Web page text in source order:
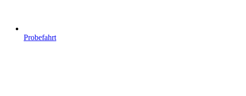
Probefahrt